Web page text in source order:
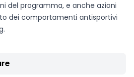
del programma, e anche azioni
dei comportamenti antisportivi